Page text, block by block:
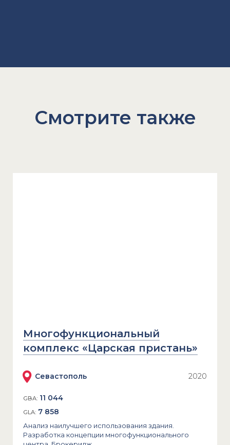
Смотрите также
Многофункциональный
комплекс «Царская пристань»
Севастополь 2020
GBA: 11 044
GLA: 7 858
Анализ наилучшего использования здания.
Разработка концепции многофункционального